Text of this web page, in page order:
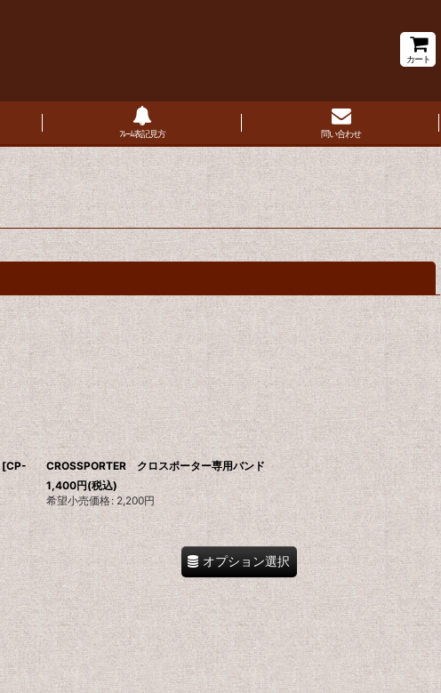
カート
ﾌﾚｰﾑ表記見方 問い合わせ
[CP-
CROSSPORTER クロスポーター専用バンド
1,400円(税込)
希望小売価格: 2,200円
オプション選択